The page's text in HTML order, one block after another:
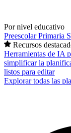
Por nivel educativo
PreescolarPrimaria
Recursos
Herramientas de IA
simplificar la
listos para editar
Explorar todas las